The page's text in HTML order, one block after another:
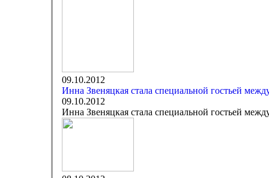
09.10.2012
Инна Звеняцкая стала специальной гостьей
09.10.2012
Инна Звеняцкая стала специальной гостьей